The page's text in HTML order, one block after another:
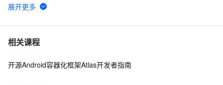
6 申请google android map api key
7 MAD，现代安卓开发技术：Android 领域开发方式的重
8 Android应用开发-onNewIntent()
相关课程
开源Android容器化框架Atlas开发者指南